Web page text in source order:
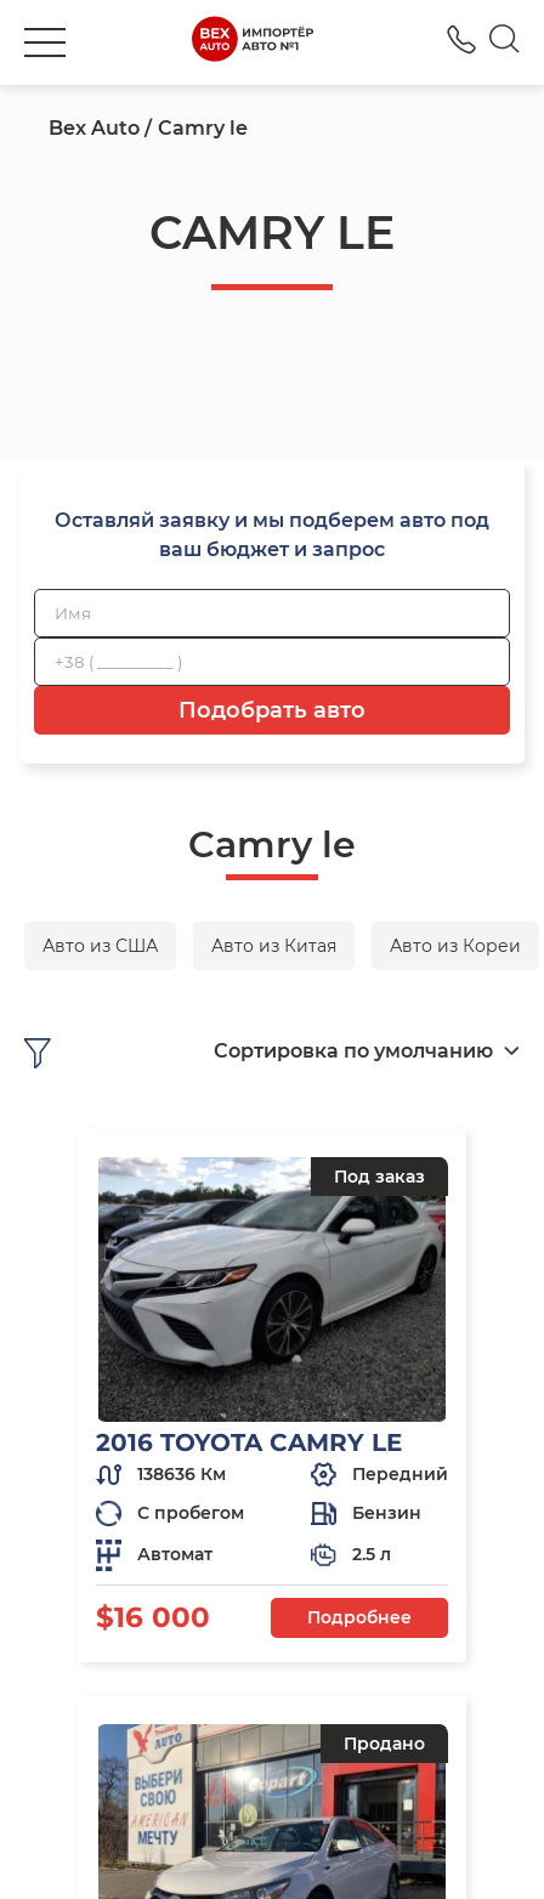
Bex Auto Camry le
CAMRY LE
Оставляй заявку и мы подберем авто под
ваш бюджет и запрос
Подобрать авто
Camry le
Авто из США Авто из Китая Авто из Кореи
Сортировка по умолчанию
Под заказ
2016 TOYOTA CAMRY LE
138636 Км
Передний
С пробегом
Бензин
Автомат
2.5 л
$16 000 Подробнее
Продано